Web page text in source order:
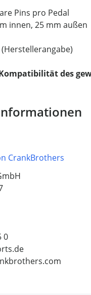
Pins pro Pedal
innen, 25 mm außen
(Herstellerangabe)
des
CrankBrothers
0